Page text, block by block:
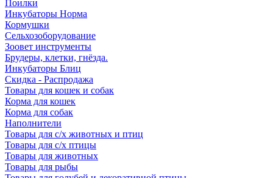
Поилки
Инкубаторы Норма
Кормушки
Сельхозоборудование
Зоовет инструменты
Брудеры, клетки, гнёзда.
Инкубаторы Блиц
Скидка - Распродажа
Товары для кошек и собак
Корма для кошек
Корма для собак
Наполнители
Товары для с/х животных и птиц
Товары для с/х птицы
Товары для животных
Товары для рыбы